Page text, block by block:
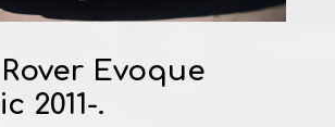
Evoque
2011-.